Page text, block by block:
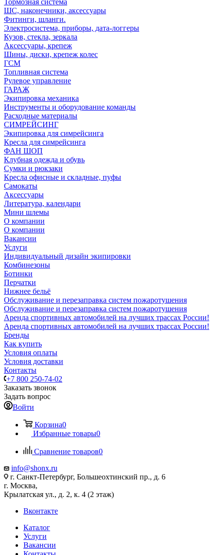
Тормозная система
ШС, наконечники, аксессуары
Фитинги, шланги.
Электросистема, приборы, дата-логгеры
Кузов, стекла, зеркала
Аксессуары, крепеж
Шины, диски, крепеж колес
ГСМ
Топливная система
Рулевое управление
ГАРАЖ
Экипировка механика
Инструменты и оборудование команды
Расходные материалы
СИМРЕЙСИНГ
Экипировка для симрейсинга
Кресла для симрейсинга
ФАН ШОП
Клубная одежда и обувь
Сумки и рюкзаки
Кресла офисные и складные, пуфы
Самокаты
Аксессуары
Литература, календари
Мини шлемы
О компании
О компании
Вакансии
Услуги
Индивидуальный дизайн экипировки
Комбинезоны
Ботинки
Перчатки
Нижнее бельё
Обслуживание и перезаправка систем пожаротушения
Обслуживание и перезаправка систем пожаротушения
Аренда спортивных автомобилей на лучших трассах России!
Аренда спортивных автомобилей на лучших трассах России!
Бренды
Как купить
Условия оплаты
Условия доставки
Контакты
+7 800 250-74-02
Заказать звонок
Задать вопрос
Войти
Корзина0
Избранные товары0
Сравнение товаров0
info@shonx.ru
г. Санкт-Петербург, Большеохтинский пр., д. 6
г. Москва,
Крылатская ул., д. 2, к. 4 (2 этаж)
Вконтакте
Каталог
Услуги
Вакансии